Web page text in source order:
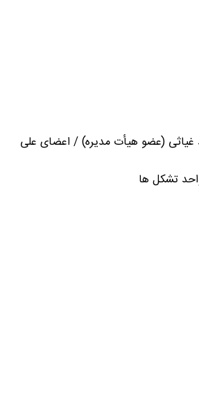
غیاثی (عضو هیأت مدیره) / اعضای علی